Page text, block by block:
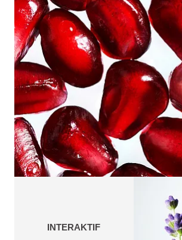
INTERAKTIF